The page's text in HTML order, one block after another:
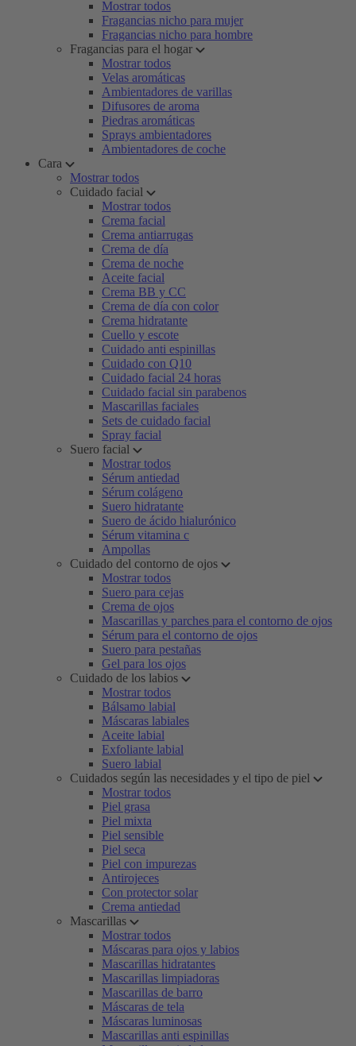
Mostrar todos
Fragancias nicho para mujer
Fragancias nicho para hombre
Fragancias para el hogar
Mostrar todos
Velas aromáticas
Ambientadores de varillas
Difusores de aroma
Piedras aromáticas
Sprays ambientadores
Ambientadores de coche
Cara
Mostrar todos
Cuidado facial
Mostrar todos
Crema facial
Crema antiarrugas
Crema de día
Crema de noche
Aceite facial
Crema BB y CC
Crema de día con color
Crema hidratante
Cuello y escote
Cuidado anti espinillas
Cuidado con Q10
Cuidado facial 24 horas
Cuidado facial sin parabenos
Mascarillas faciales
Sets de cuidado facial
Spray facial
Suero facial
Mostrar todos
Sérum antiedad
Sérum colágeno
Suero hidratante
Suero de ácido hialurónico
Sérum vitamina c
Ampollas
Cuidado del contorno de ojos
Mostrar todos
Suero para cejas
Crema de ojos
Mascarillas y parches para el contorno de ojos
Sérum para el contorno de ojos
Suero para pestañas
Gel para los ojos
Cuidado de los labios
Mostrar todos
Bálsamo labial
Máscaras labiales
Aceite labial
Exfoliante labial
Suero labial
Cuidados según las necesidades y el tipo de piel
Mostrar todos
Piel grasa
Piel mixta
Piel sensible
Piel seca
Piel con impurezas
Antirojeces
Con protector solar
Crema antiedad
Mascarillas
Mostrar todos
Máscaras para ojos y labios
Mascarillas hidratantes
Mascarillas limpiadoras
Mascarillas de barro
Máscaras de tela
Máscaras luminosas
Mascarillas anti espinillas